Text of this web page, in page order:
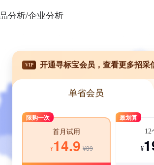
分析/企业分析
VIP 开通寻标宝会员，查看更多招采
单省会员
限购一次
首月试用
¥14.9 ¥39
最划算
12
¥